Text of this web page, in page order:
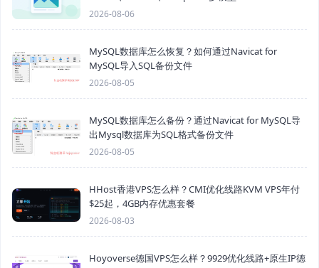
2026-08-06
MySQL数据库怎么恢复？如何通过Navicat for
MySQL导入SQL备份文件
2026-08-05
MySQL数据库怎么备份？通过Navicat for MySQL导
出Mysql数据库为SQL格式备份文件
2026-08-05
HHost香港VPS怎么样？CMI优化线路KVM VPS年付
$25起，4GB内存优惠套餐
2026-08-03
Hoyoverse德国VPS怎么样？9929优化线路+原生IP德